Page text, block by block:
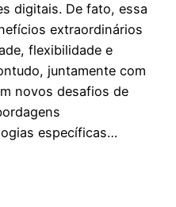
digitais. De fato, essa
extraordinários
flexibilidade e
juntamente com
novos desafios de
específicas…